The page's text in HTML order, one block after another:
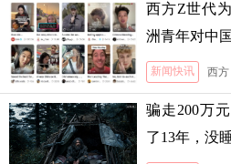
西方Z世代
洲青年对中
新闻快讯 西方
骗走200万
了13年，没